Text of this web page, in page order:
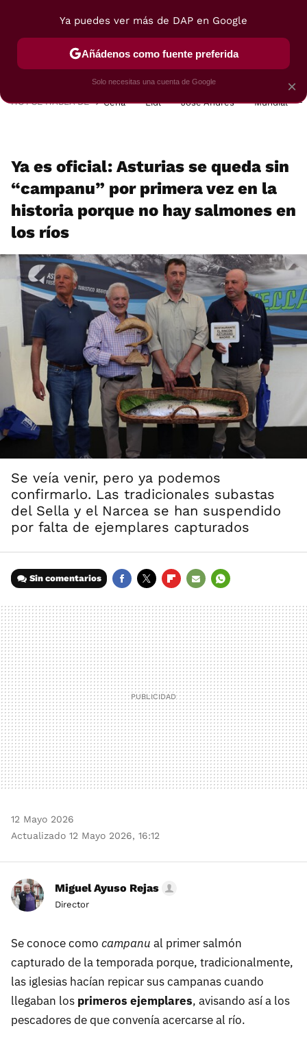
POSTRES VIAJES SELECCIÓN VEGUI
HOY SE HABLA DE Cena Lidl José Andrés Mundial
Ya es oficial: Asturias se queda sin
“campanu” por primera vez en la
historia porque no hay salmones en
los ríos
Se veía venir, pero ya podemos
confirmarlo. Las tradicionales subastas
del Sella y el Narcea se han suspendido
por falta de ejemplares capturados
Sin comentarios
MAIL
12 Mayo 2026
Actualizado 12 Mayo 2026, 16:12
Miguel Ayuso Rejas
Director
Se conoce como campanu al primer salmón
capturado de la temporada porque, tradicionalmente,
las iglesias hacían repicar sus campanas cuando
llegaban los primeros ejemplares, avisando así a los
pescadores de que convenía acercarse al río.
×
Ya puedes ver más de DAP en Google
Añádenos como fuente preferida
Solo necesitas una cuenta de Google